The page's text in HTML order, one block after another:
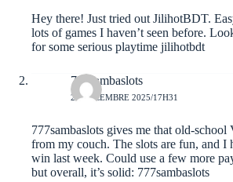
Hey there! Just tried out JilihotBDT.
lots of games I haven’t seen before.
for some serious playtime jilihotbdt
777sambaslots
25 DÉCEMBRE 2025/17H31
777sambaslots gives me that old-school
from my couch. The slots are fun, and I
win last week. Could use a few more
but overall, it’s solid: 777sambaslots